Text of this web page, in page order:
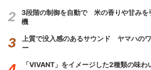
3段階の制御を自動で 米の香りや甘みを
機
上質で没入感のあるサウンド ヤマハの
ー
「VIVANT」をイメージした2種類の味